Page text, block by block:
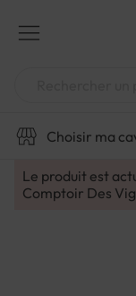
contenu
Choisir ma
Le produit est
Comptoir Des